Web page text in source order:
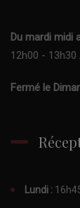
Du mardi midi
12h00 -
Fermé le
Lundi :